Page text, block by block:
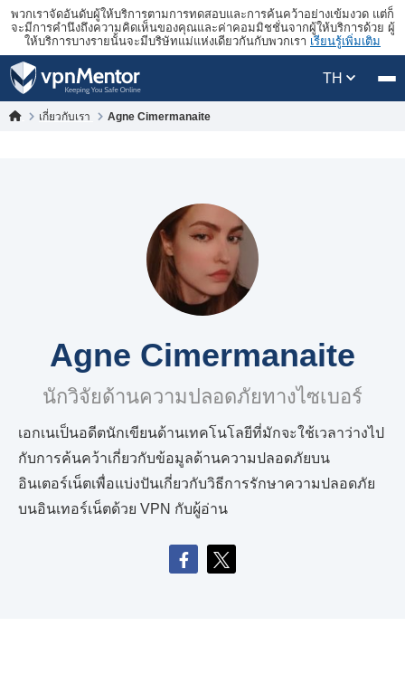
พวกเราจัดอันดับผู้ให้บริการตามการทดสอบและการค้นคว้าอย่างเข้มงวด แต่ก็
จะมีการคำนึงถึงความคิดเห็นของคุณและค่าคอมมิชชั่นจากผู้ให้บริการด้วย ผู้
ให้บริการบางรายนั้นจะมีบริษัทแม่แห่งเดียวกันกับพวกเรา เรียนรู้เพิ่มเติม
TH
เกี่ยวกับเรา Agne Cimermanaite
Agne Cimermanaite
นักวิจัยด้านความปลอดภัยทางไซเบอร์
เอกเนเป็นอดีตนักเขียนด้านเทคโนโลยีที่มักจะใช้เวลาว่างไป
กับการค้นคว้าเกี่ยวกับข้อมูลด้านความปลอดภัยบน
อินเตอร์เน็ตเพื่อแบ่งปันเกี่ยวกับวิธีการรักษาความปลอดภัย
บนอินเทอร์เน็ตด้วย VPN กับผู้อ่าน